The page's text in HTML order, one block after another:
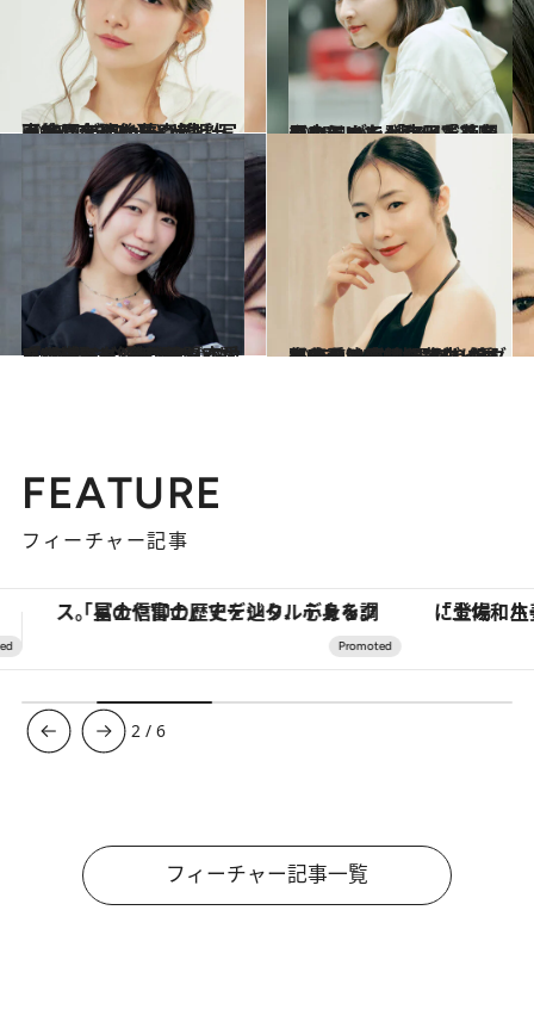
2026.5.20
【続きを読む】≪デビュー25周年≫後藤真希（40）が明かす“人生計画“〈アラフォー“大胆“写真集は大ヒット〉
ライフスタイル 2026.4.4
アンジュルム時代「二度目のうつを発症し、絶望の中にいた」和田彩花（31）が、「アイドルをやっていてよかった」と思えるまで
カルチャー
2026.3.7
【サブスク解禁！】『LOVEマシーン』『恋愛レボリューション21』もいいけれど…無類のハロプロヲタク“でか美ちゃん”が選ぶ、今こそ聞くべき15曲
カルチャー 2026.5.15
自分の二の腕、背中に衝撃を受け…40代でダイエットを決意したMEGUMI（44）が、美しく痩せるために“取り組んだこと”《逆効果だったダイエット法は？》
ビューティ＆ヘルス
FEATURE
フィーチャー記事
「土佐和ハーブかき氷」がOMO7高知に登場！生姜、山椒、大葉など目にも舌にも涼を呼ぶ郷土の味 【銀座で出合う最旬美容】美髪ケアや上質
3 /6
フィーチャー記事一覧